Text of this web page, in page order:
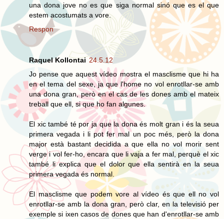
una dona jove no es que siga normal sinó que es el que
estem acostumats a vore.
Respon
Raquel Kollontai 24.5.12
Jo pense que aquest vídeo mostra el masclisme que hi ha
en el tema del sexe, ja que l'home no vol enrotllar-se amb
una dona gran, però en el cas de les dones amb el mateix
treball que ell, si que ho fan algunes.
El xic també té por ja que la dona és molt gran i és la seua
primera vegada i li pot fer mal un poc més, però la dona
major està bastant decidida a que ella no vol morir sent
verge i vol fer-ho, encara que li vaja a fer mal, perquè el xic
també li explica que el dolor que ella sentirà en la seua
primera vegada és normal.
El masclisme que podem vore al vídeo és que ell no vol
enrotllar-se amb la dona gran, però clar, en la televisió per
exemple si ixen casos de dones que han d'enrotllar-se amb